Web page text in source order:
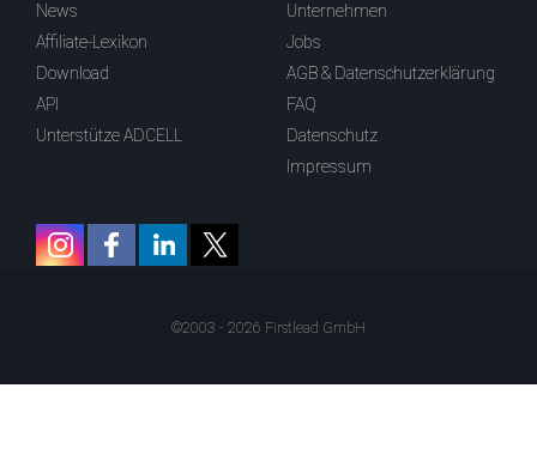
News
Affiliate-Lexikon
Download
API
Unterstütze ADCELL
Unternehmen
Jobs
AGB & Datenschutzerklärung
FAQ
Datenschutz
Impressum
©2003 - 2026 Firstlead GmbH